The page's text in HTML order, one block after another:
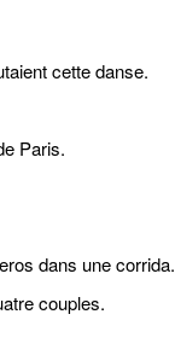
cette danse.
Paris.
dans une corrida.
couples.